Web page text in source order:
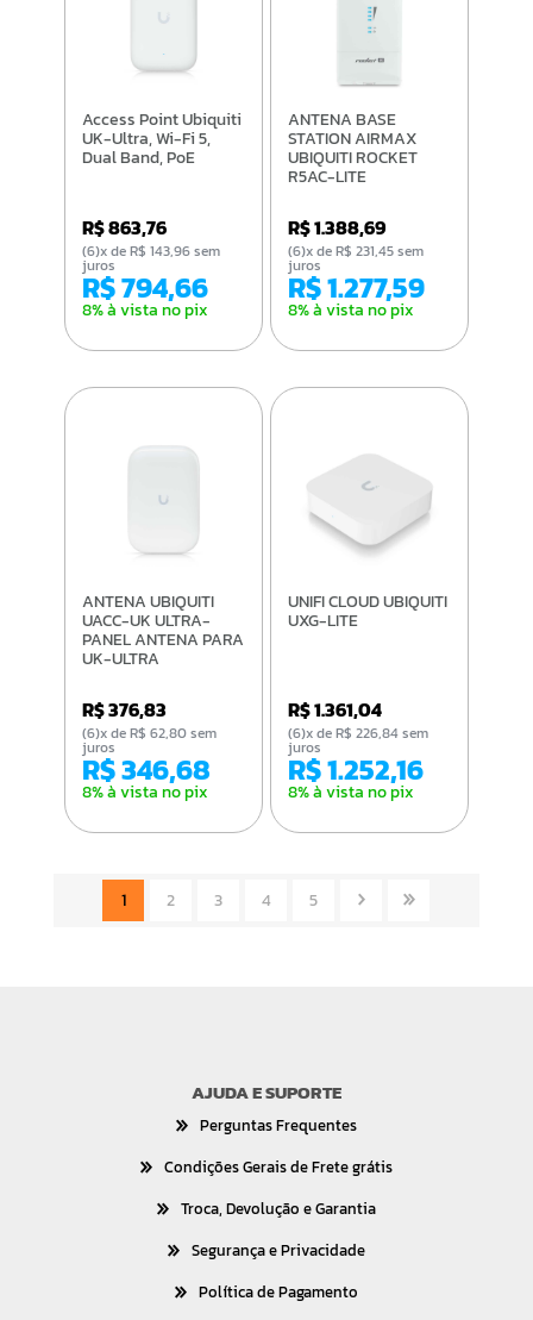
Access Point Ubiquiti
UK-Ultra, Wi-Fi 5,
Dual Band, PoE
R$ 863,76
R$ 794,66
8% à vista no pix
(6)x de R$ 143,96 sem
juros
ANTENA BASE
STATION AIRMAX
UBIQUITI ROCKET
R5AC-LITE
R$ 1.388,69
R$ 1.277,59
8% à vista no pix
(6)x de R$ 231,45 sem
juros
ANTENA UBIQUITI
UACC-UK ULTRA-
PANEL ANTENA PARA
UK-ULTRA
R$ 376,83
R$ 346,68
8% à vista no pix
(6)x de R$ 62,80 sem
juros
UNIFI CLOUD UBIQUITI
UXG-LITE
R$ 1.361,04
R$ 1.252,16
8% à vista no pix
(6)x de R$ 226,84 sem
juros
1 2 3 4 5
AJUDA E SUPORTE
Perguntas Frequentes
Condições Gerais de Frete grátis
Troca, Devolução e Garantia
Segurança e Privacidade
Política de Pagamento